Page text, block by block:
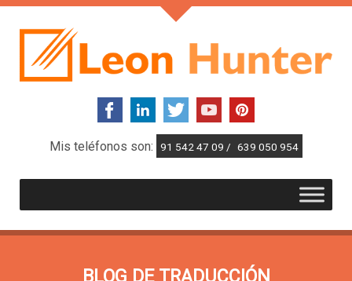
Mis teléfonos son: 91 542 47 09 / 639 050 954
BLOG DE TRADUCCIÓN